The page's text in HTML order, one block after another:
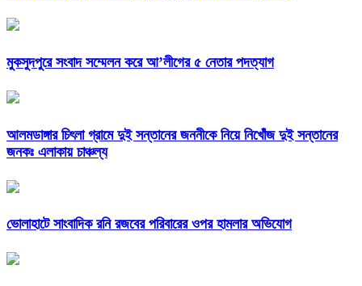
মুকসুদপুরে সংবাদ সম্মেলন করে আ’লীগের ৫ নেতার পদত্যাগ
আলমডাঙ্গার চিৎলা গ্রামে দুই সন্তানের জননীকে নিয়ে নিখোঁজ দুই সন্তানের
জনকঃ এলাকায় চাঞ্চল্য
ভোলাহাটে সাংবাদিক রনি রজবের পরিবারের ওপর হামলার অভিযোগ